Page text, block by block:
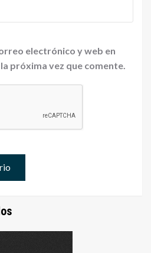
electrónico y web en
próxima vez que comente.